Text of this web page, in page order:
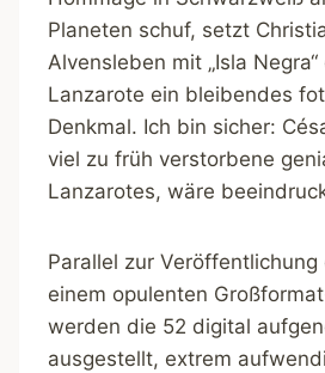
Planeten schuf, setzt
Alvensleben mit „Isla
Lanzarote ein bleibendes
Denkmal. Ich bin sicher:
viel zu früh verstorbene
Lanzarotes, wäre
Parallel zur
einem opulenten
werden die 52 digital
ausgestellt, extrem